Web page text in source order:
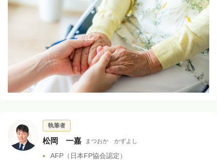
執筆者
松岡 一嘉 まつおか かずよし
AFP（日本FP協会認定）